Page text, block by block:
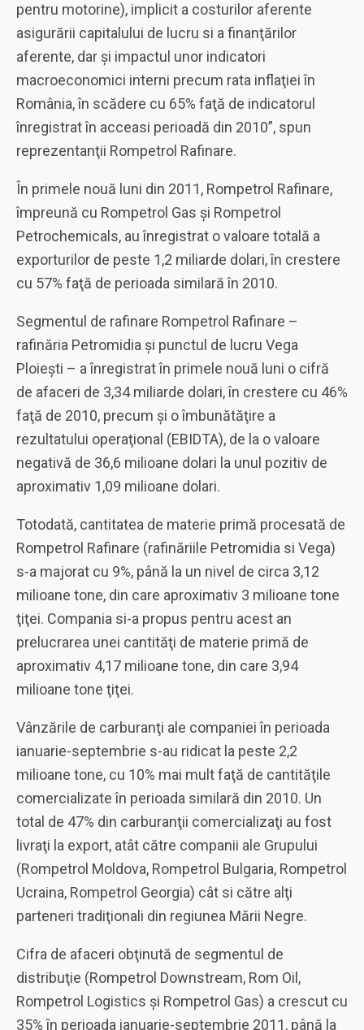
pentru motorine), implicit a costurilor aferente
asigurării capitalului de lucru si a finanţărilor
aferente, dar şi impactul unor indicatori
macroeconomici interni precum rata inflaţiei în
România, în scădere cu 65% faţă de indicatorul
înregistrat în acceasi perioadă din 2010”, spun
reprezentanţii Rompetrol Rafinare.
În primele nouă luni din 2011, Rompetrol Rafinare,
împreună cu Rompetrol Gas şi Rompetrol
Petrochemicals, au înregistrat o valoare totală a
exporturilor de peste 1,2 miliarde dolari, în crestere
cu 57% faţă de perioada similară în 2010.
Segmentul de rafinare Rompetrol Rafinare –
rafinăria Petromidia şi punctul de lucru Vega
Ploieşti – a înregistrat în primele nouă luni o cifră
de afaceri de 3,34 miliarde dolari, în crestere cu 46%
faţă de 2010, precum şi o îmbunătăţire a
rezultatului operaţional (EBIDTA), de la o valoare
negativă de 36,6 milioane dolari la unul pozitiv de
aproximativ 1,09 milioane dolari.
Totodată, cantitatea de materie primă procesată de
Rompetrol Rafinare (rafinăriile Petromidia si Vega)
s-a majorat cu 9%, până la un nivel de circa 3,12
milioane tone, din care aproximativ 3 milioane tone
ţiţei. Compania si-a propus pentru acest an
prelucrarea unei cantităţi de materie primă de
aproximativ 4,17 milioane tone, din care 3,94
milioane tone ţiţei.
Vânzările de carburanţi ale companiei în perioada
ianuarie-septembrie s-au ridicat la peste 2,2
milioane tone, cu 10% mai mult faţă de cantităţile
comercializate în perioada similară din 2010. Un
total de 47% din carburanţii comercializaţi au fost
livraţi la export, atât către companii ale Grupului
(Rompetrol Moldova, Rompetrol Bulgaria, Rompetrol
Ucraina, Rompetrol Georgia) cât si către alţi
parteneri tradiţionali din regiunea Mării Negre.
Cifra de afaceri obţinută de segmentul de
distribuţie (Rompetrol Downstream, Rom Oil,
Rompetrol Logistics şi Rompetrol Gas) a crescut cu
35% în perioada ianuarie-septembrie 2011, până la